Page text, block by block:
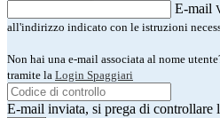
E-mail
all'indirizzo indicato con le istruzioni
Non hai una e-mail associata al nome
tramite la Login Spaggiari
E-mail inviata, si prega di controllare